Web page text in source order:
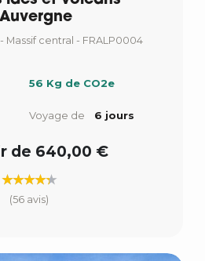
Massif central - FRALP0004
56 Kg de CO2e
Voyage de 6 jours
de 640,00 €
(56 avis)